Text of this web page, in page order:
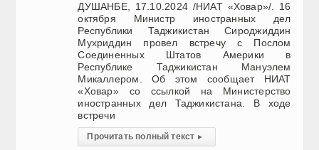
ДУШАНБЕ, 17.10.2024 /НИАТ «Ховар»/. 16
октября Министр иностранных дел
Республики Таджикистан Сироджиддин
Мухриддин провел встречу с Послом
Соединенных Штатов Америки в
Республике Таджикистан Мануэлем
Микаллером. Об этом сообщает НИАТ
«Ховар» со ссылкой на Министерство
иностранных дел Таджикистана. В ходе
встречи
Прочитать полный текст ▸